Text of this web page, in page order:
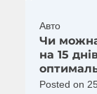
Авто
Чи
на 15
Posted on